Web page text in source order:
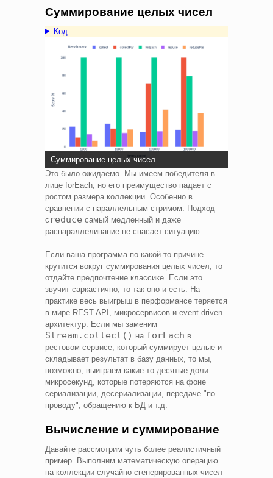
Суммирование целых чисел
Код
Суммирование целых чисел
Это было ожидаемо. Мы имеем победителя в
лице forEach, но его преимущество падает с
ростом размера коллекции. Особенно в
сравнении с параллельным стримом. Подход
с reduce самый медленный и даже
распараллеливание не спасает ситуацию.
Если ваша программа по какой-то причине
крутится вокруг суммирования целых чисел, то
отдайте предпочтение классике. Если это
звучит саркастично, то так оно и есть. На
практике весь выигрыш в перформансе теряется
в мире REST API, микросервисов и event driven
архитектур. Если мы заменим
Stream.collect() на forEach в
рестовом сервисе, который суммирует целые и
складывает результат в базу данных, то мы,
возможно, выиграем какие-то десятые доли
микросекунд, которые потеряются на фоне
сериализации, десериализации, передаче "по
проводу", обращению к БД и т.д.
Вычисление и суммирование
Давайте рассмотрим чуть более реалистичный
пример. Выполним математическую операцию
на коллекции случайно сгенерированных чисел